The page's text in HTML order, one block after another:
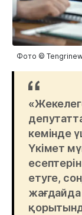
Фото ©
кемінде
Үкімет
етуге,